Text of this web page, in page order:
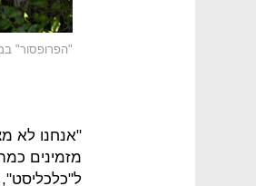
"הפרופסור"
מזמינים